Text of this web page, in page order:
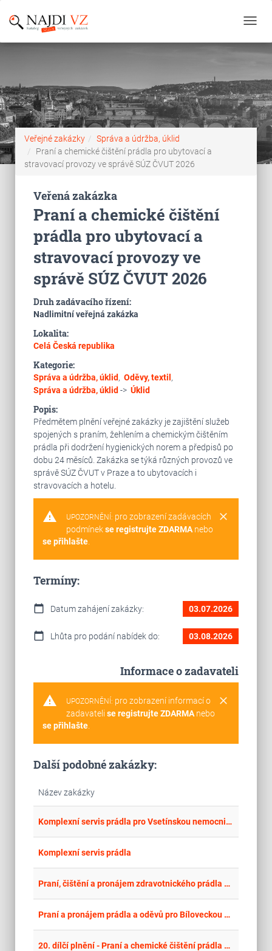
Veřejné zakázky
Správa a údržba, úklid
Praní a chemické čištění prádla pro ubytovací a
stravovací provozy ve správě SÚZ ČVUT 2026
Veřená zakázka
Praní a chemické čištění
prádla pro ubytovací a
stravovací provozy ve
správě SÚZ ČVUT 2026
Druh zadávacího řízení:
Nadlimitní veřejná zakázka
Lokalita:
Celá Česká republika
Kategorie:
Správa a údržba, úklid, Oděvy, textil ,
Správa a údržba, úklid -> Úklid
Popis:
Předmětem plnění veřejné zakázky je zajištění služeb
spojených s praním, žehlením a chemickým čištěním
prádla při dodržení hygienických norem a předpisů po
dobu 24 měsíců. Zakázka se týká různých provozů ve
správě SÚZ ČVUT v Praze a to ubytovacích i
stravovacích a hotelu.
warning clear
UPOZORNĚNÍ: pro zobrazení zadávacích
podmínekse registrujte ZDARMAnebo
se přihlašte.
Termíny:
calendar_today Datum zahájení zakázky: 03.07.2026
calendar_today Lhůta pro podání nabídek do: 03.08.2026
Informace o zadavateli
warning clear
UPOZORNĚNÍ: pro zobrazení informací o
zadavateli se registrujte ZDARMAnebo
se přihlašte.
Další podobné zakázky:
Název zakázky
Komplexní servis prádla pro Vsetínskou nemocnici a.s.
Komplexní servis prádla
Praní, čištění a pronájem zdravotnického prádla a oděvů pro lokality ONN a.s.
Praní a pronájem prádla a oděvů pro Bíloveckou nemocnice, a.s.
20. dílčí plnění - Praní a chemické čištění prádla a vojenské výstroje – říjen 2023